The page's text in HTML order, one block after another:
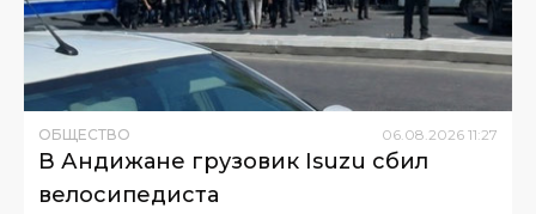
ОБЩЕСТВО 06.08.2026 11:27
В Андижане грузовик Isuzu сбил
велосипедиста